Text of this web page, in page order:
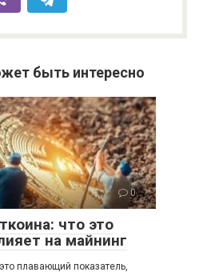
быть интересно
0
что это
на майнинг
плавающий показатель,